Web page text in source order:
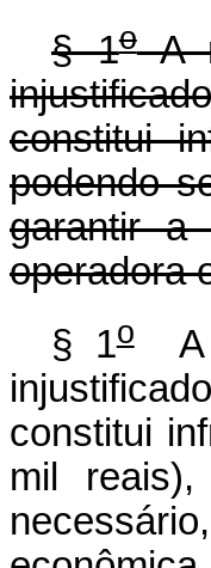
§ 1oA
constitui
podendo
garantir a
operadora
§ 1oA
constitui
mil